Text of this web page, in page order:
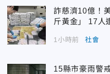
詐慈濟10億！
斤黃金」 17人
1小時前 社會
15縣市豪雨警